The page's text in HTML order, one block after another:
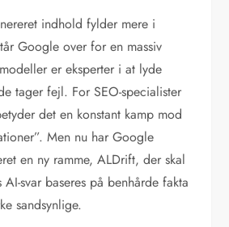
indhold fylder mere i
Google over for en massiv
er eksperter i at lyde
tager fejl. For SEO-specialister
det en konstant kamp mod
Men nu har Google
en ny ramme, ALDrift, der skal
svar baseres på benhårde fakta
sandsynlige.